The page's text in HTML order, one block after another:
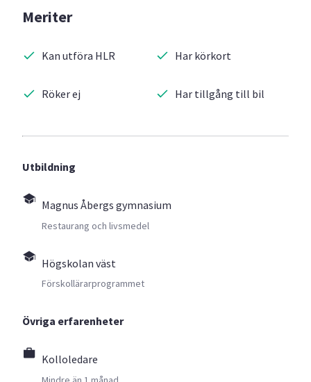
Meriter
Kan utföra HLR
Röker ej
Har körkort
Har tillgång till bil
Utbildning
Magnus Åbergs gymnasium
Restaurang och livsmedel
Högskolan väst
Förskollärarprogrammet
Övriga erfarenheter
Kolloledare